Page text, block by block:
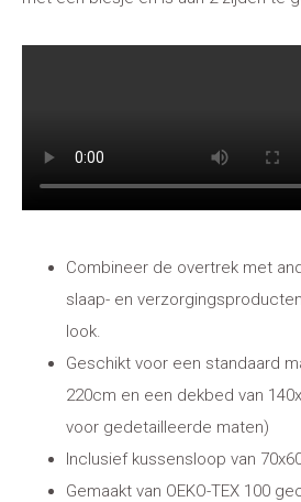
Combineer de overtrek met
slaap- en
look.
Geschikt voor een standaard
220cm en een dekbed van
voor gedetailleerde maten)
Inclusief kussensloop van
Gemaakt van OEKO-TEX 100